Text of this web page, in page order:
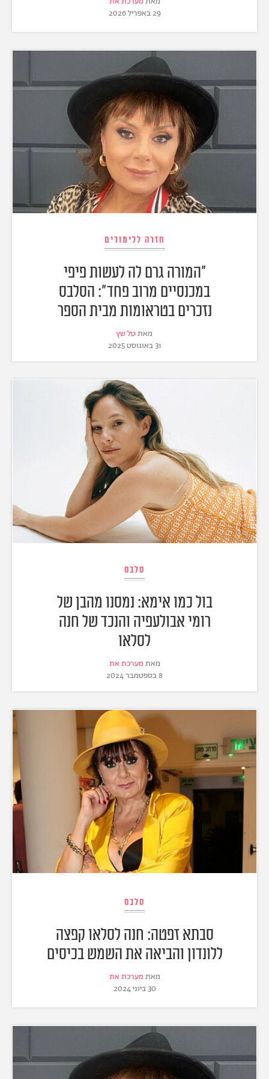
29 באפריל 2026
חזרה ללימודים
"המורה גרם לה לעשות פיפי
במכנסיים מרוב פחד": הסלבס
נזכרים בטראומות מבית הספר
מאתטל שץ
31 באוגוסט 2025
סלבס
בול כמו אימא: נמסנו מהבן של
רומי אבולעפיה והנכד של חנה
לסלאו
מאת מערכת את
8 בספטמבר 2024
סלבס
סבתא זפטה: חנה לסלאו קפצה
ללונדון והביאה את השמש בכיסים
מאת מערכת את
30 ביוני 2024